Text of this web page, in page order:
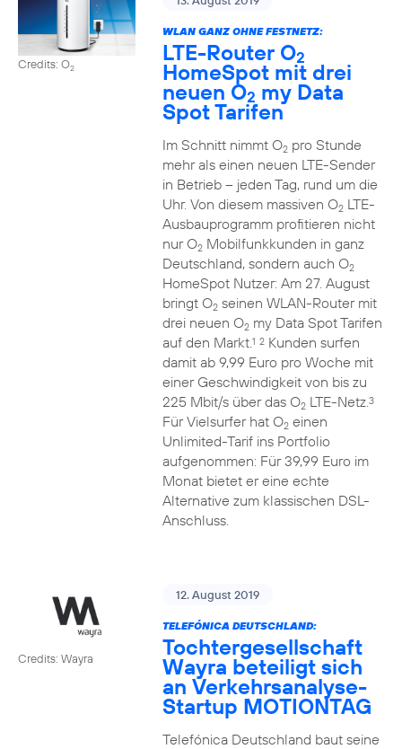
Credits: O2
WLAN GANZ OHNE FESTNETZ:
LTE-Router O2
HomeSpot mit drei
neuen O2 my Data
Spot Tarifen
Im Schnitt nimmt O2pro Stunde
mehr als einen neuen LTE-Sender
in Betrieb – jeden Tag, rund um die
Uhr. Von diesem massiven O2LTE-
Ausbauprogramm profitieren nicht
nur O2Mobilfunkkunden in ganz
Deutschland, sondern auch O2
HomeSpot Nutzer: Am 27. August
bringt O2seinen WLAN-Router mit
drei neuen O2my Data Spot Tarifen
auf den Markt.1 2Kunden surfen
damit ab 9,99 Euro pro Woche mit
einer Geschwindigkeit von bis zu
225 Mbit/s über das O2LTE-Netz.3
Für Vielsurfer hat O2einen
Unlimited-Tarif ins Portfolio
aufgenommen: Für 39,99 Euro im
Monat bietet er eine echte
Alternative zum klassischen DSL-
Anschluss.
Credits: Wayra
12. August 2019
TELEFÓNICA DEUTSCHLAND:
Tochtergesellschaft
Wayra beteiligt sich
an Verkehrsanalyse-
Startup MOTIONTAG
Telefónica Deutschland baut seine